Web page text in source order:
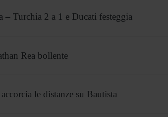
– Turchia 2 a 1 e Ducati festeggia
Rea bollente
le distanze su Bautista